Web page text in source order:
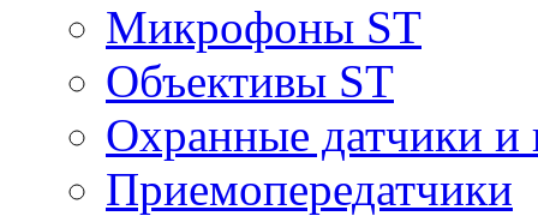
Микрофоны ST
Объективы ST
Охранные датчики и
Приемопередатчики